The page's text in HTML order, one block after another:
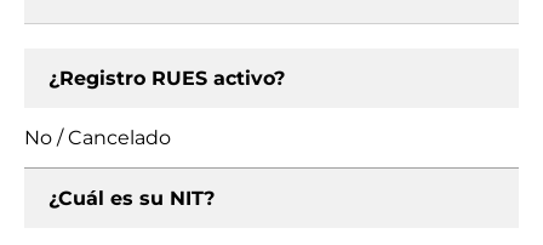
¿Registro RUES activo?
No / Cancelado
¿Cuál es su NIT?